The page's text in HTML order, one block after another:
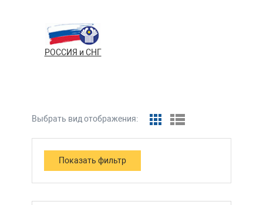
РОССИЯ и СНГ
Выбрать вид отображения: